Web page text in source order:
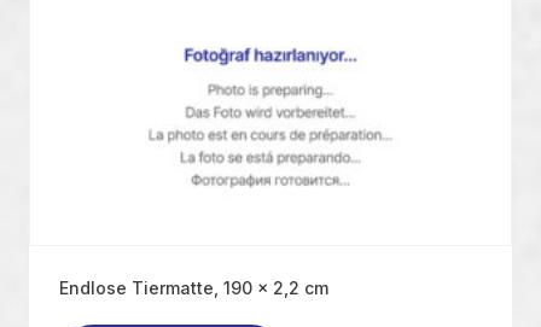
Endlose Tiermatte, 190 x 2,2 cm